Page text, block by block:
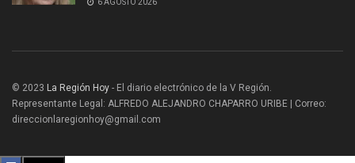
6 AGOSTO 2026
© 2023 La Región Hoy - El diario electrónico de la V Región.
Representante Legal: ALFREDO ALEJANDRO CHAPARRO URIBE | Correo:
direccionlaregionhoy@gmail.com